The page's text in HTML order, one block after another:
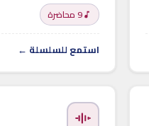
9 محاضرة
استمع للسلسلة ←